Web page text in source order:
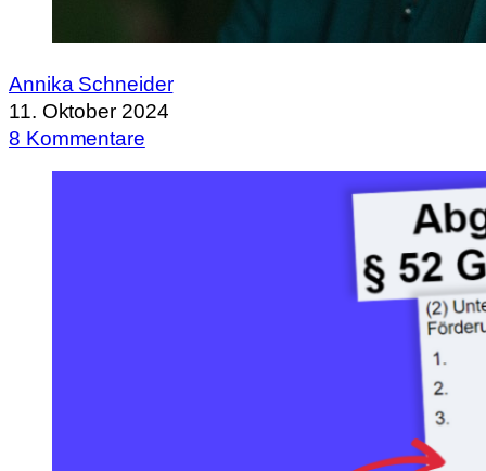
Annika Schneider
11. Oktober 2024
8 Kommentare